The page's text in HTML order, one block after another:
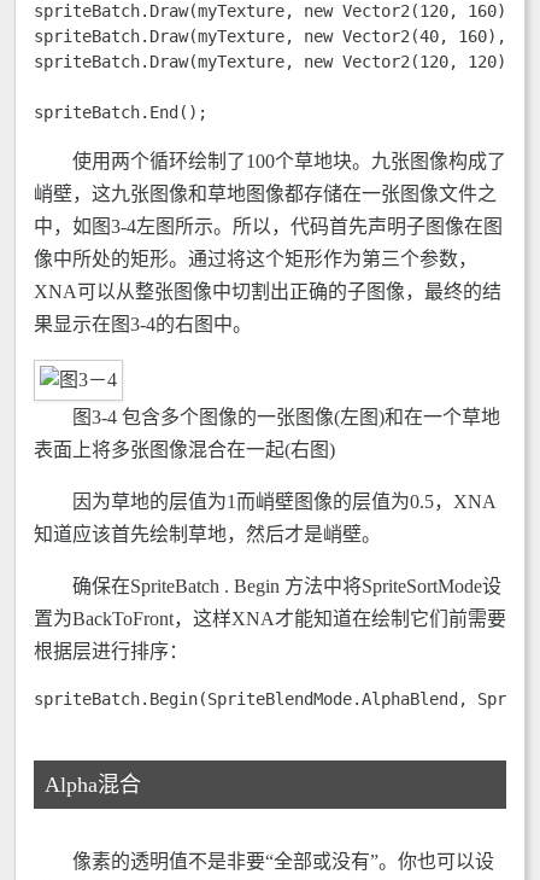
spriteBatch.Draw(myTexture, new Vector2(120,
spriteBatch.Draw(myTexture, new Vector2(40,
spriteBatch.Draw(myTexture, new Vector2(120,
spriteBatch.End();
使用两个循环绘制了100个草地块。九张图像构成了
峭壁，这九张图像和草地图像都存储在一张图像文件之
中，如图3-4左图所示。所以，代码首先声明子图像在图
像中所处的矩形。通过将这个矩形作为第三个参数，
XNA可以从整张图像中切割出正确的子图像，最终的结
果显示在图3-4的右图中。
图3-4 包含多个图像的一张图像(左图)和在一个草地
表面上将多张图像混合在一起(右图)
因为草地的层值为1而峭壁图像的层值为0.5，XNA
知道应该首先绘制草地，然后才是峭壁。
确保在SpriteBatch . Begin 方法中将SpriteSortMode设
置为BackToFront，这样XNA才能知道在绘制它们前需要
根据层进行排序：
spriteBatch.Begin(SpriteBlendMode.AlphaBlend,
Alpha混合
像素的透明值不是非要“全部或没有”。你也可以设